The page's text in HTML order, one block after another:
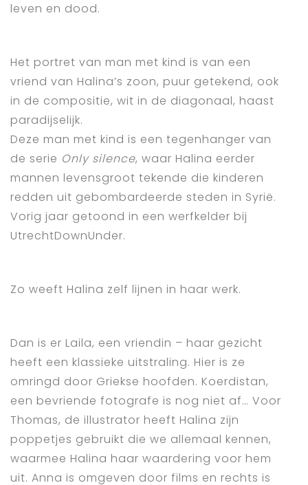
leven en dood.
Het portret van man met kind is van een
vriend van Halina’s zoon, puur getekend, ook
in de compositie, wit in de diagonaal, haast
paradijselijk.
Deze man met kind is een tegenhanger van
de serie Only silence, waar Halina eerder
mannen levensgroot tekende die kinderen
redden uit gebombardeerde steden in Syrië.
Vorig jaar getoond in een werfkelder bij
UtrechtDownUnder.
Zo weeft Halina zelf lijnen in haar werk.
Dan is er Laila, een vriendin – haar gezicht
heeft een klassieke uitstraling. Hier is ze
omringd door Griekse hoofden. Koerdistan,
een bevriende fotografe is nog niet af… Voor
Thomas, de illustrator heeft Halina zijn
poppetjes gebruikt die we allemaal kennen,
waarmee Halina haar waardering voor hem
uit. Anna is omgeven door films en rechts is